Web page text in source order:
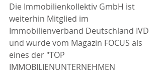
Die Immobilienkollektiv GmbH ist
weiterhin Mitglied im
Immobilienverband Deutschland IVD
und wurde vom Magazin FOCUS als
eines der "TOP
IMMOBILIENUNTERNEHMEN